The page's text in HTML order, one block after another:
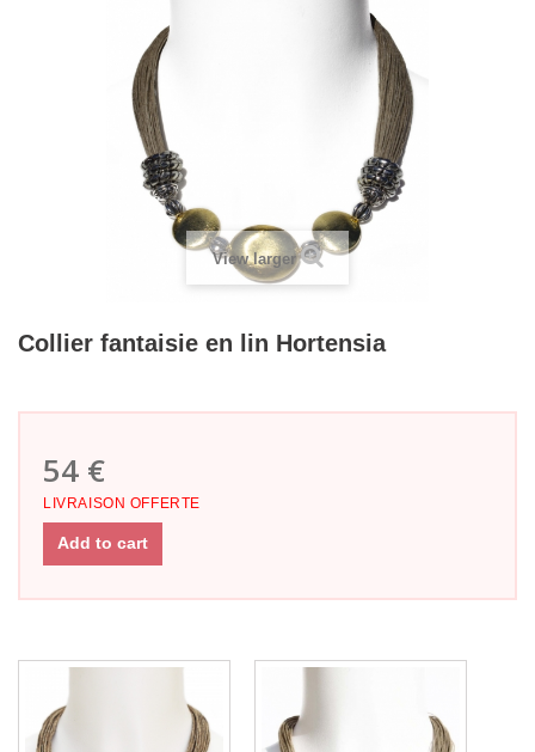
View larger
Collier fantaisie en lin Hortensia
54 €
LIVRAISON OFFERTE
Add to cart